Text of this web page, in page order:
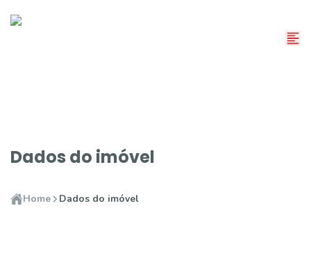
Dados do imóvel
Home Dados do imóvel